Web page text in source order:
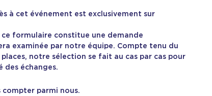
à cet événement est exclusivement sur
ce formulaire constitue une demande
examinée par notre équipe. Compte tenu du
notre sélection se fait au cas par cas pour
des échanges.
compter parmi nous.